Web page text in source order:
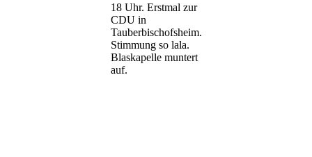
18 Uhr. Erstmal zur
CDU in
Tauberbischofsheim.
Stimmung so lala.
Blaskapelle muntert
auf.